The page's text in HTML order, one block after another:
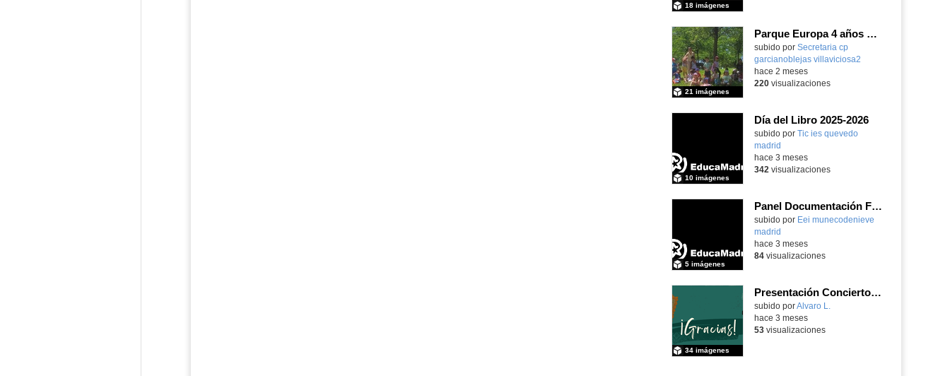
18 imágenes
Parque Europa 4 años Pequeño oeste 2025-26
Contenido educativo.
subido por Secretaria cp
garcianoblejas villaviciosa2
21 imágenes
hace 2 meses
220visualizaciones
Día del Libro 2025-2026
subido por Tic ies quevedo
madrid
10 imágenes
hace 3 meses
342 visualizaciones
Panel Documentación Familias
Contenido educativo.
subido por Eei munecodenieve
madrid
5 imágenes
hace 3 meses
84visualizaciones
Presentación Concierto Didáctico
Contenido educativo.
subido porAlvaro L.
34 imágenes
hace 3 meses
53visualizaciones